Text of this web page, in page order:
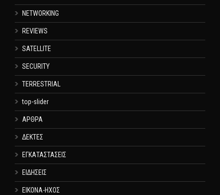
NETWORKING
REVIEWS
SATELLITE
SECURITY
TERRESTRIAL
top-slider
ΑΡΘΡΑ
ΔΕΚΤΕΣ
ΕΓΚΑΤΑΣΤΑΣΕΙΣ
ΕΙΔΗΣΕΙΣ
ΕΙΚΟΝΑ-ΗΧΟΣ